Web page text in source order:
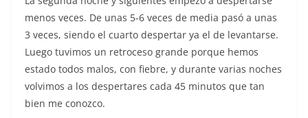
menos veces. De unas 5-6 veces de media pasó a unas
3 veces, siendo el cuarto despertar ya el de levantarse.
Luego tuvimos un retroceso grande porque hemos
estado todos malos, con fiebre, y durante varias noches
volvimos a los despertares cada 45 minutos que tan
bien me conozco.